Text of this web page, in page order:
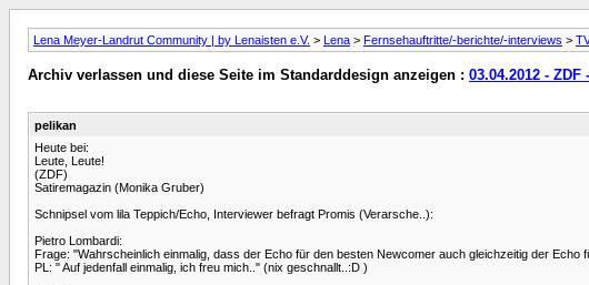
Lena Meyer-Landrut Community | by Lenaisten e.V. > Lena > Fernsehauftritte/-berichte/-interviews >
Archiv verlassen und diese Seite im Standarddesign anzeigen : 03.04.2012 -
pelikan
Heute bei:
Leute, Leute!
(ZDF)
Satiremagazin (Monika Gruber)
Schnipsel vom lila Teppich/Echo, Interviewer befragt Promis (Verarsche..):
Pietro Lombardi:
Frage: "Wahrscheinlich einmalig, dass der Echo für den besten Newcomer auch gleichzeitig der Echo
PL: " Auf jedenfall einmalig, ich freu mich.." (nix geschnallt..:D )